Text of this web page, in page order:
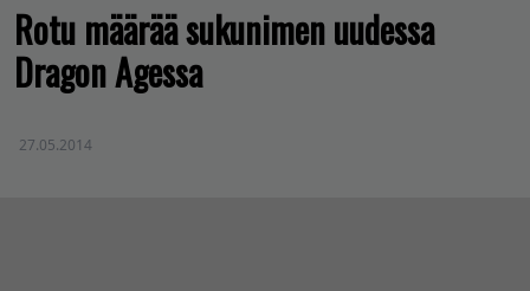
Rotu määrää sukunimen uudessa
Dragon Agessa
27.05.2014